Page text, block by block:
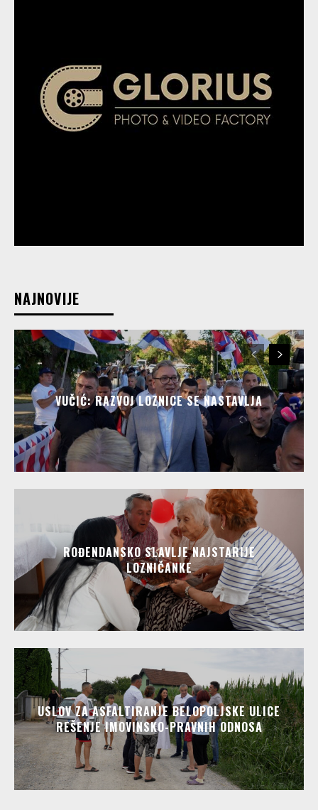
NAJNOVIJE
VUČIĆ: RAZVOJ LOZNICE SE NASTAVLJA
ROĐENDANSKO SLAVLJE NAJSTARIJE
LOZNIČANKE
USLOV ZA ASFALTIRANJE BELOPOLJSKE ULICE
REŠENJE IMOVINSKO-PRAVNIH ODNOSA